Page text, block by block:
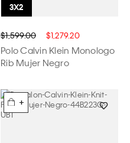
$1,599.00 $1,279.20
Polo Calvin Klein Monologo
Rib Mujer Negro
+